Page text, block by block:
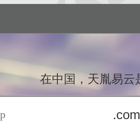
在中国，天胤易云
.com